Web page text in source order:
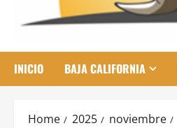
INICIO BAJA CALIFORNIA
Home 2025 noviembre